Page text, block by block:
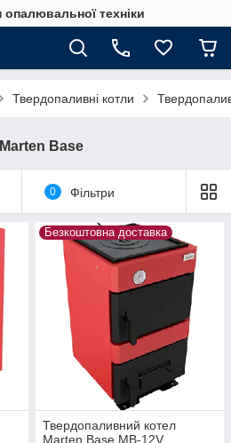
техніки
Твердопаливні котли
Base
0 Фільтри
Безкоштовна доставка
Твердопаливний котел
Marten Base MB-12V